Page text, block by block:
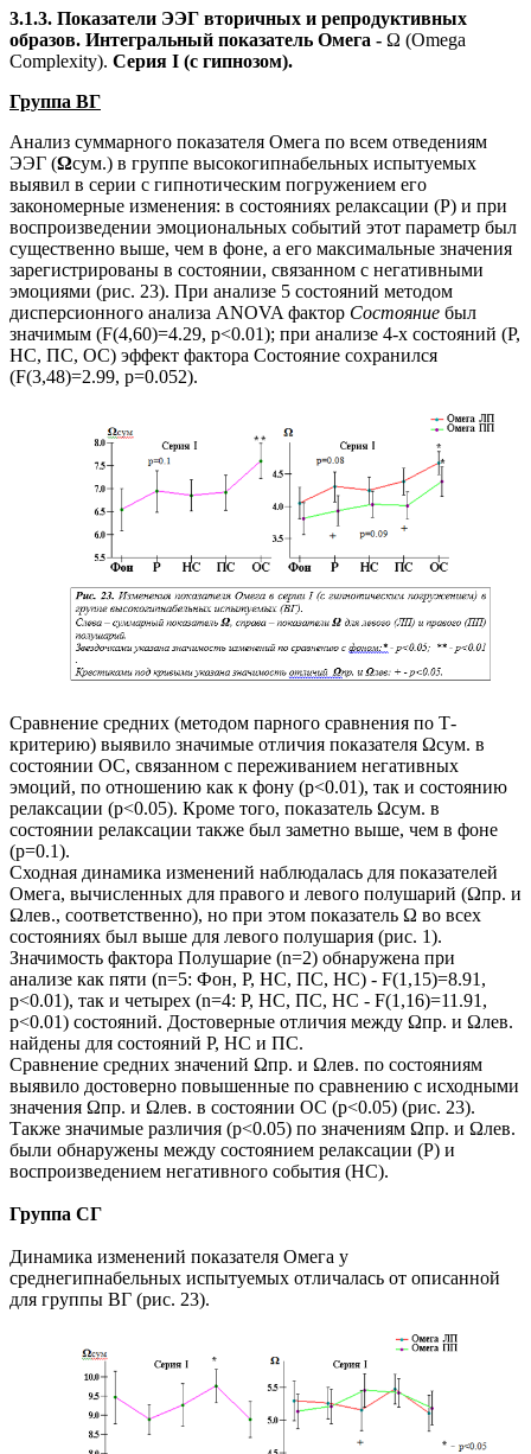
3.1.3. Показатели ЭЭГ вторичных и репродуктивных
образов. Интегральный показатель Омега - Ω (Omega
Complexity). Серия I (с гипнозом).
Группа ВГ
Анализ суммарного показателя Омега по всем отведениям
ЭЭГ (Ωсум.) в группе высокогипнабельных испытуемых
выявил в серии с гипнотическим погружением его
закономерные изменения: в состояниях релаксации (Р) и при
воспроизведении эмоциональных событий этот параметр был
существенно выше, чем в фоне, а его максимальные значения
зарегистрированы в состоянии, связанном с негативными
эмоциями (рис. 23). При анализе 5 состояний методом
дисперсионного анализа ANOVA фактор Состояние был
значимым (F(4,60)=4.29, p<0.01); при анализе 4-х состояний (Р,
НС, ПС, ОС) эффект фактора Состояние сохранился
(F(3,48)=2.99, p=0.052).
Сравнение средних (методом парного сравнения по Т-
критерию) выявило значимые отличия показателя Ωсум. в
состоянии ОС, связанном с переживанием негативных
эмоций, по отношению как к фону (p<0.01), так и состоянию
релаксации (p<0.05). Кроме того, показатель Ωсум. в
состоянии релаксации также был заметно выше, чем в фоне
(p=0.1).
Сходная динамика изменений наблюдалась для показателей
Омега, вычисленных для правого и левого полушарий (Ωпр. и
Ωлев., соответственно), но при этом показатель Ω во всех
состояниях был выше для левого полушария (рис. 1).
Значимость фактора Полушарие (n=2) обнаружена при
анализе как пяти (n=5: Фон, Р, НС, ПС, НС) - F(1,15)=8.91,
p<0.01), так и четырех (n=4: Р, НС, ПС, НС - F(1,16)=11.91,
p<0.01) состояний. Достоверные отличия между Ωпр. и Ωлев.
найдены для состояний Р, НС и ПС.
Сравнение средних значений Ωпр. и Ωлев. по состояниям
выявило достоверно повышенные по сравнению с исходными
значения Ωпр. и Ωлев. в состоянии ОС (p<0.05) (рис. 23).
Также значимые различия (p<0.05) по значениям Ωпр. и Ωлев.
были обнаружены между состоянием релаксации (Р) и
воспроизведением негативного события (НС).
Группа СГ
Динамика изменений показателя Омега у
среднегипнабельных испытуемых отличалась от описанной
для группы ВГ (рис. 23).